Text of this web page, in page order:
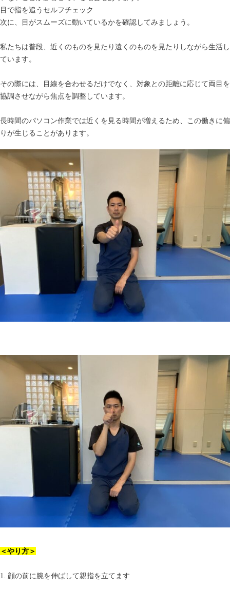
目で指を追うセルフチェック
次に、目がスムーズに動いているかを確認してみましょう。
私たちは普段、近くのものを見たり遠くのものを見たりしながら生活し
ています。
その際には、目線を合わせるだけでなく、対象との距離に応じて両目を
協調させながら焦点を調整しています。
長時間のパソコン作業では近くを見る時間が増えるため、この働きに偏
りが生じることがあります。
＜やり方＞
1. 顔の前に腕を伸ばして親指を立てます